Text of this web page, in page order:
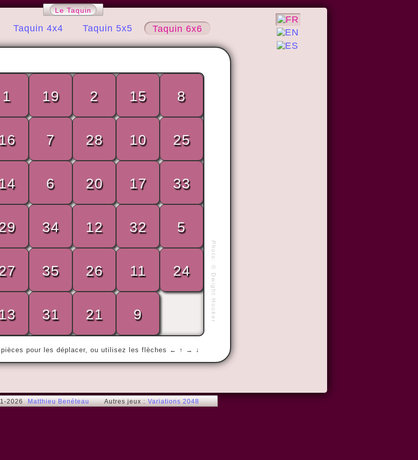
Le Taquin
Taquin 4x4 Taquin 5x5 Taquin 6x6
Photo:
©
Dwight Hooker
pour les déplacer, ou utilisez les flèches ← ↑ → ↓
que nous n'osons pas, c'est
»
Sénèque / Seneca
1 19 2 15 8
16 7 28 10 25
14 6 20 17 33
34 12 32 5
35 26 11 24
13 31 21 9
2026 Matthieu Benéteau Autres jeux : Variations 2048